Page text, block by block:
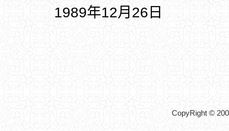
1989年12月26日
CopyRight ©